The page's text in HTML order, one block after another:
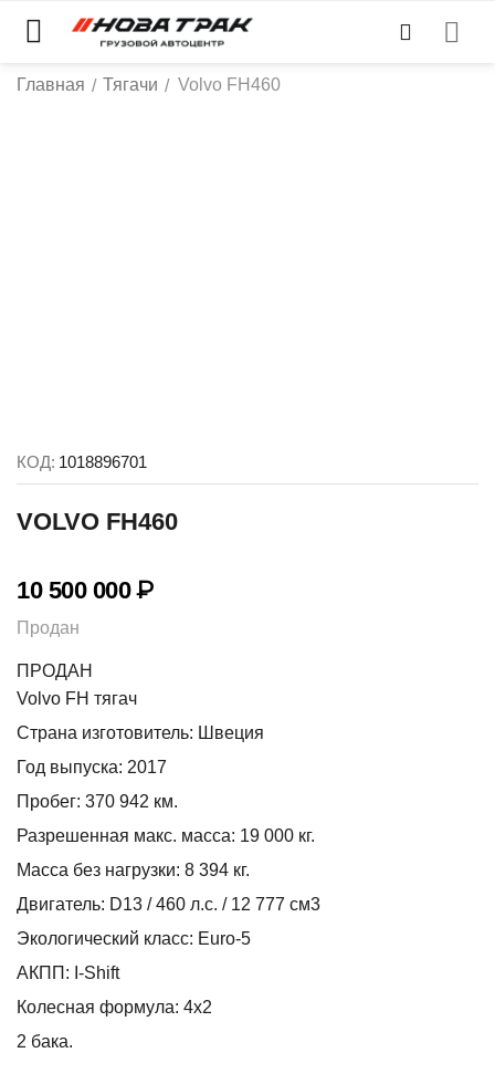
Главная / Тягачи / Volvo FH460
КОД: 1018896701
VOLVO FH460
10 500 000₽
Продан
ПРОДАН
Volvo FH тягач
Страна изготовитель: Швеция
Год выпуска: 2017
Пробег: 370 942 км.
Разрешенная макс. масса: 19 000 кг.
Масса без нагрузки: 8 394 кг.
Двигатель: D13 / 460 л.с. / 12 777 см3
Экологический класс: Euro-5
АКПП: I-Shift
Колесная формула: 4х2
2 бака.